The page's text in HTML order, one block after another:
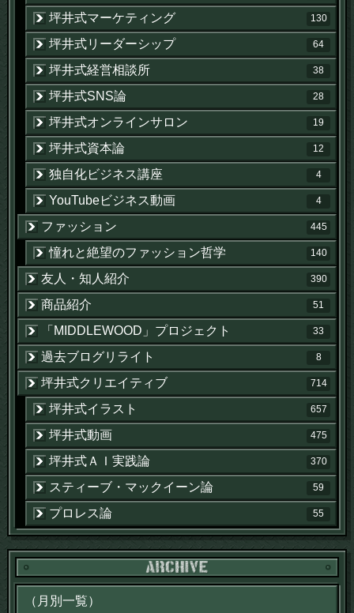
坪井式マーケティング 130
坪井式リーダーシップ 64
坪井式経営相談所 38
坪井式SNS論 28
坪井式オンラインサロン 19
坪井式資本論 12
独自化ビジネス講座 4
YouTubeビジネス動画 4
ファッション 445
憧れと絶望のファッション哲学 140
友人・知人紹介 390
商品紹介 51
「MIDDLEWOOD」プロジェクト 33
過去ブログリライト 8
坪井式クリエイティブ 714
坪井式イラスト 657
坪井式動画 475
坪井式ＡＩ実践論 370
スティーブ・マックイーン論 59
プロレス論 55